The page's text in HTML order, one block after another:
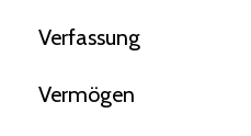
Verfassung
Vermögen